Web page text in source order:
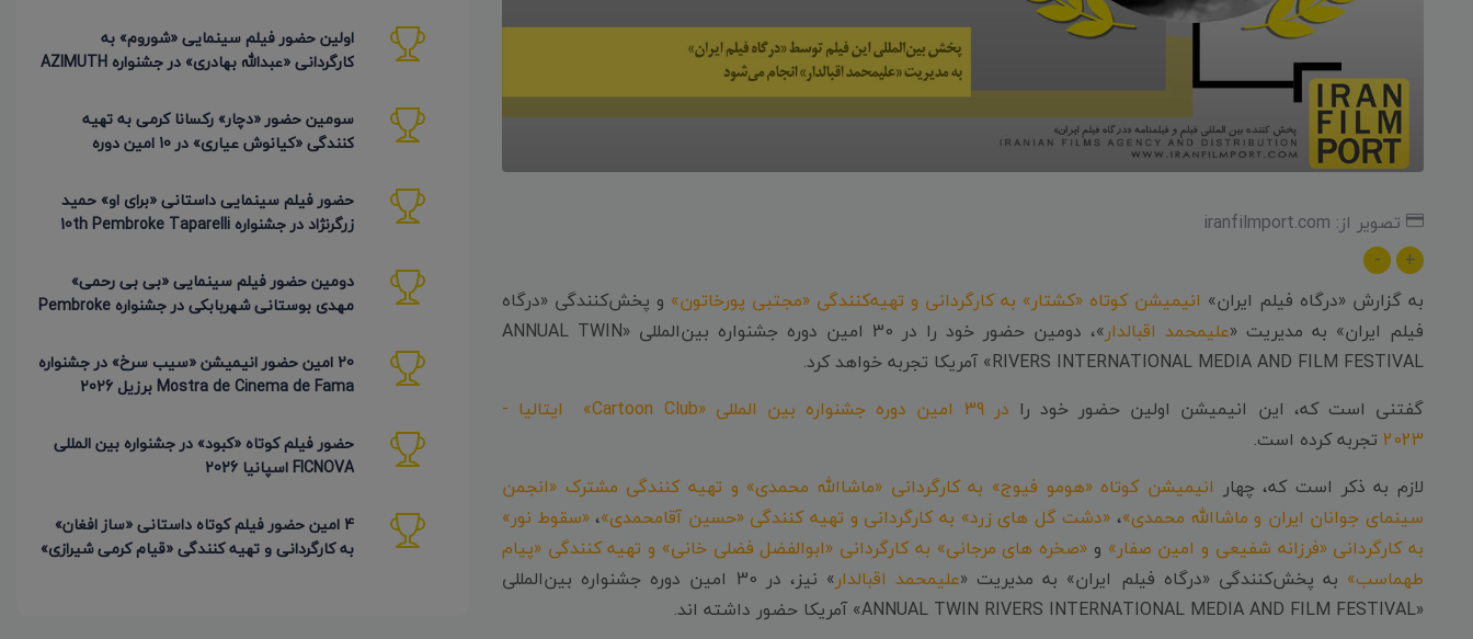
تصویر از: iranfilmport.com
+
-
به گزارش «درگاه فیلم ایران» انیمیشن کوتاه «کشتار» به کارگردانی و تهیه‌کنندگی «مجتبی پورخاتون» و پخش‌کنندگی «درگاه
فیلم ایران» به مدیریت «علیمحمد اقبالدار
»، دومین حضور خود را در 30 امین دوره جشنواره بین‌المللی «ANNUAL TWIN
RIVERS INTERNATIONAL MEDIA AND FILM FESTIVAL» آمریکا تجربه خواهد کرد.
گفتنی است که، این انیمیشن اولین حضور خود را
در 39 امین دوره جشنواره بین المللی «Cartoon Club» ایتالیا -
2023 تجربه کرده است.
لازم به ذکر است که، چهار انیمیشن کوتاه «هومو فیوج» به کارگردانی «ماشاالله محمدی» و تهیه کنندگی مشترک «انجمن
سینمای جوانان ایران و ماشاالله محمدی»، «دشت گل های زرد» به کارگردانی و تهیه کنندگی «حسین آقامحمدی»،«سقوط نور»
به کارگردانی «فرزانه شفیعی و امین صفار» و «صخره های مرجانی» به کارگردانی «ابوالفضل فضلی خانی» و تهیه کنندگی «پیام
طهماسب» به پخش‌کنندگی «درگاه فیلم ایران» به مدیریت «علیمحمد اقبالدار
» نیز، در 30 امین دوره جشنواره بین‌المللی
«ANNUAL TWIN RIVERS INTERNATIONAL MEDIA AND FILM FESTIVAL» آمریکا حضور داشته اند.
اولین حضور فیلم سینمایی «شوروم» به
کارگردانی «عبدالله بهادری» در جشنواره AZIMUTH
سومین حضور «دچار» رکسانا کرمی به تهیه
کنندگی «کیانوش عیاری» در 10 امین دوره
حضور فیلم سینمایی داستانی «برای او» حمید
زرگرنژاد در جشنواره 10th Pembroke Taparelli
دومین حضور فیلم سینمایی «بی بی رحمی»
مهدی بوستانی شهربابکی در جشنواره Pembroke
20 امین حضور انیمیشن «سیب سرخ» در جشنواره
Mostra de Cinema de Fama برزیل 2026
حضور فیلم کوتاه «کبود» در جشنواره بین المللی
FICNOVA اسپانیا 2026
4 امین حضور فیلم کوتاه داستانی «ساز افغان»
به کارگردانی و تهیه کنندگی «قیام کرمی شیرازی»